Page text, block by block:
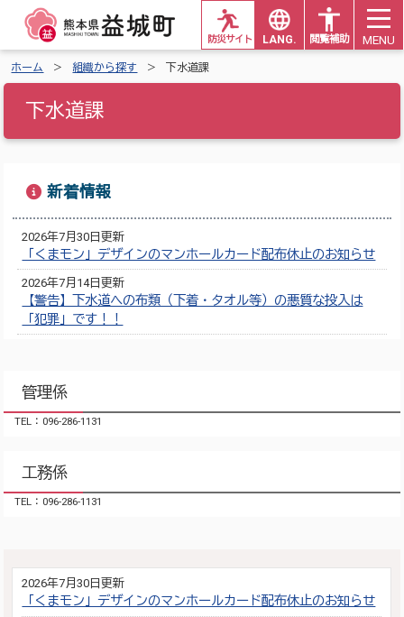
LANG. 閲覧補助
防災サイト MENU
ホーム 組織から探す 下水道課
下水道課
新着情報
2026年7月30日更新
「くまモン」デザインのマンホールカード配布休止のお知らせ
2026年7月14日更新
【警告】下水道への布類（下着・タオル等）の悪質な投入は
「犯罪」です！！
管理係
TEL：096-286-1131
工務係
TEL：096-286-1131
2026年7月30日更新
「くまモン」デザインのマンホールカード配布休止のお知らせ